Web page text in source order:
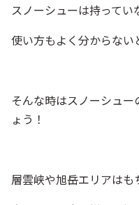
スノーシューは持ってい
使い方もよく分からない
そんな時はスノーシュ
ょう！
層雲峡や旭岳エリアはも